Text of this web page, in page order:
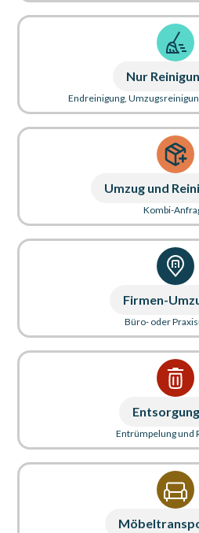
Nur
Endreinigung,
Umzug und
Kombi-
Firmen-
Büro- oder
Entsorgung
Entrümpelung und